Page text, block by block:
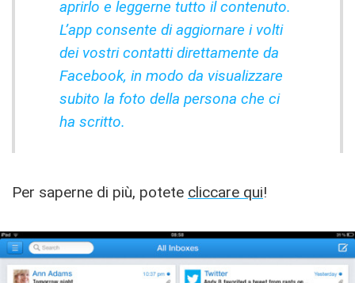
aprirlo e leggerne tutto il contenuto.
L’app consente di aggiornare i volti
dei vostri contatti direttamente da
Facebook, in modo da visualizzare
subito la foto della persona che ci
ha scritto.
Per saperne di più, potete cliccare qui!